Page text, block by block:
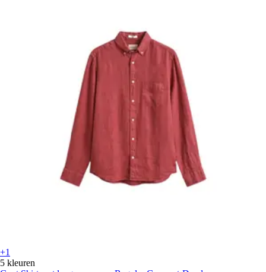
+1
5 kleuren